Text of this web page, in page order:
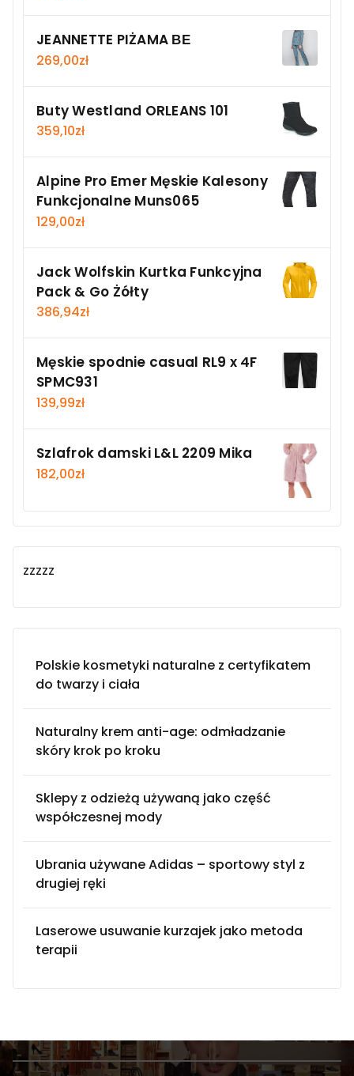
JEANNETTE PIŻAMA ΒΕ
269,00zł
Buty Westland ORLEANS 101
359,10zł
Alpine Pro Emer Męskie Kalesony
Funkcjonalne Muns065
129,00zł
Jack Wolfskin Kurtka Funkcyjna
Pack & Go Żółty
386,94zł
Męskie spodnie casual RL9 x 4F
SPMC931
139,99zł
Szlafrok damski L&L 2209 Mika
182,00zł
zzzzz
Polskie kosmetyki naturalne z certyfikatem
do twarzy i ciała
Naturalny krem anti-age: odmładzanie
skóry krok po kroku
Sklepy z odzieżą używaną jako część
współczesnej mody
Ubrania używane Adidas – sportowy styl z
drugiej ręki
Laserowe usuwanie kurzajek jako metoda
terapii